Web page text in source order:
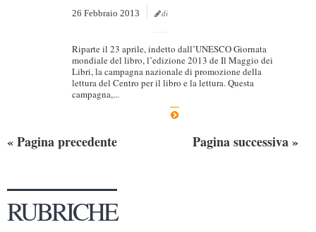
26 Febbraio 2013 di
Riparte il 23 aprile, indetto dall’UNESCO Giornata
mondiale del libro, l’edizione 2013 de Il Maggio dei
Libri, la campagna nazionale di promozione della
lettura del Centro per il libro e la lettura. Questa
campagna,...
« Pagina precedente Pagina successiva »
RUBRICHE